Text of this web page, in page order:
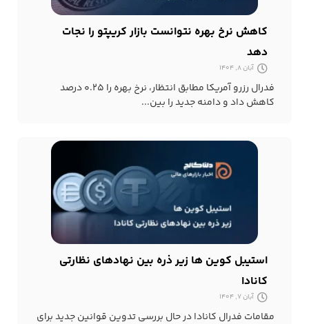
کاهش نرخ بهره نتوانست بازار کریپتو را نجات
دهد
آبان 8, 1404
فدرال رزرو آمریکا مطابق انتظار، نرخ بهره را ۰.۲۵ درصد
کاهش داد و دامنه جدید را بین...
استیبل کوین ها زیر ذره بین نهادهای نظارتی
کانادا
آبان 7, 1404
مقامات فدرال کانادا در حال بررسی تدوین قوانین جدید برای